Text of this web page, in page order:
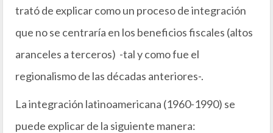
trató de explicar como un proceso de integración
que no se centraría en los beneficios fiscales (altos
aranceles a terceros) -tal y como fue el
regionalismo de las décadas anteriores-.
La integración latinoamericana (1960-1990) se
puede explicar de la siguiente manera: